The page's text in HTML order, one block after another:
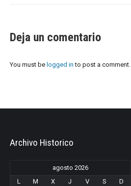
Deja un comentario
You must be logged in to post a comment.
Archivo Historico
agosto 2026
L
M X J V S
D